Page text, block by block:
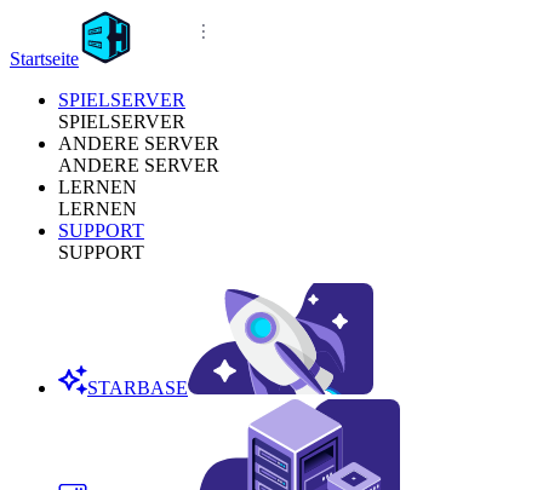
Startseite
SPIELSERVER
SPIELSERVER
ANDERE SERVER
ANDERE SERVER
LERNEN
LERNEN
SUPPORT
SUPPORT
STARBASE